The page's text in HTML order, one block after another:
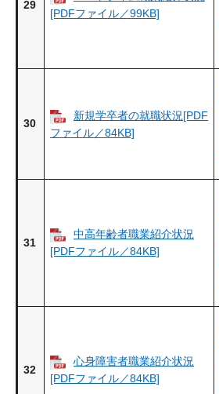
29
[PDFファイル／99KB]
30
新規学卒者の就職状況[PDF
ファイル／84KB]
31
中高年齢者職業紹介状況
[PDFファイル／84KB]
32
心身障害者職業紹介状況
[PDFファイル／84KB]